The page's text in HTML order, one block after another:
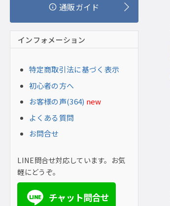
通販ガイド
インフォメーション
特定商取引法に基づく表示
初心者の方へ
お客様の声(364) new
よくある質問
お問合せ
LINE問合せ対応しています。お気
軽にどうぞ。
LINE チャット問合せ